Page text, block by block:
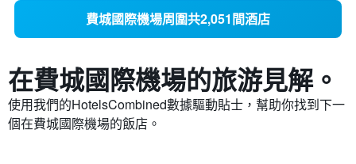
費城國際機場周圍共2,051間酒店
在費城國際機場​的旅游見解。
使用我們的HotelsCombined數據驅動貼士，幫助你找到下一
個在費城國際機場​的飯店。